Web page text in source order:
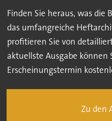
Finden Sie heraus, was die
das umfangreiche
profitieren Sie von
aktuellste Ausgabe können
Erscheinungstermin
Zu den